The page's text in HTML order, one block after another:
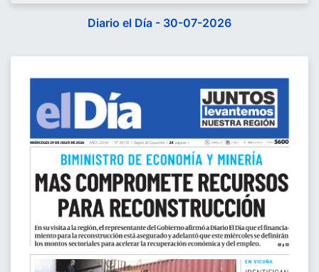
Diario el Día - 30-07-2026